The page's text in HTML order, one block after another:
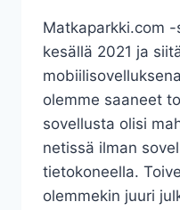
Matkaparkki.com
kesällä 2021 ja
olemme saaneet
sovellusta olisi
netissä ilman
tietokoneella.
olemmekin juuri